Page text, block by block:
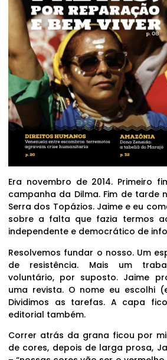
Era novembro de 2014. Primeiro
campanha da Dilma. Fim de tarde
Serra dos Topázios. Jaime e eu
sobre a falta que fazia termos
independente e democrático de
Resolvemos fundar o nosso. Um
de resistência. Mais um
voluntário, por suposto. Jaime
uma revista. O nome eu escolhi
Dividimos as tarefas. A capa
editorial também.
Correr atrás da grana ficou por
de cores, depois de larga prosa,